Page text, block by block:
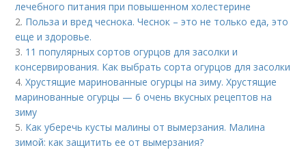
лечебного питания при повышенном холестерине
2. Польза и вред чеснока. Чеснок – это не только еда, это
еще и здоровье.
3. 11 популярных сортов огурцов для засолки и
консервирования. Как выбрать сорта огурцов для засолки
4.Хрустящие маринованные огурцы на зиму. Хрустящие
маринованные огурцы — 6 очень вкусных рецептов на
зиму
5. Как уберечь кусты малины от вымерзания. Малина
зимой: как защитить ее от вымерзания?